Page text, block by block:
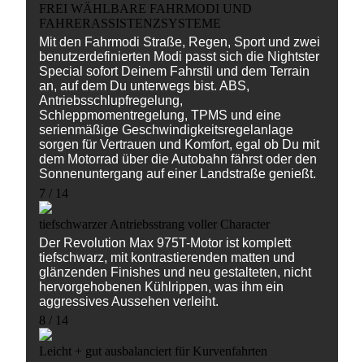
FREI WÄHLBARE FAHRMODI UND
FAHRERASSISTENZSYSTEME
Mit den Fahrmodi Straße, Regen, Sport und zwei
benutzerdefinierten Modi passt sich die Nightster
Special sofort Deinem Fahrstil und dem Terrain
an, auf dem Du unterwegs bist. ABS,
Antriebsschlupfregelung,
Schleppmomentregelung, TPMS und eine
serienmäßige Geschwindigkeitsregelanlage
sorgen für Vertrauen und Komfort, egal ob Du mit
dem Motorrad über die Autobahn fährst oder den
Sonnenuntergang auf einer Landstraße genießt.
7 / 14
tiefschwarzer Antriebsstrang voller Character
Der Revolution Max 975T-Motor ist komplett
tiefschwarz, mit kontrastierenden matten und
glänzenden Finishes und neu gestalteten, nicht
hervorgehobenen Kühlrippen, was ihm ein
aggressives Aussehen verleiht.
8 / 14
Leicht + gut ausbalanciert für Kurvenfahrten